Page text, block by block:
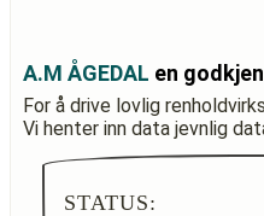
A.M ÅGEDAL en
For å drive lovlig
Vi henter inn data jevnlig
STATUS: